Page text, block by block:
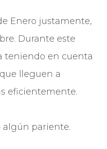
Enero justamente,
Durante este
teniendo en cuenta
lleguen a
eficientemente.
algún pariente.